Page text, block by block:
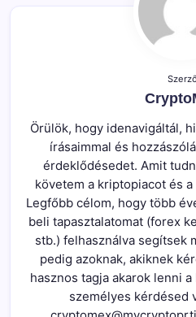
Szerző
Örülök, hogy idenavigáltál,
írásaimmal és
érdeklődésedet. Amit
követem a kriptopiacot és
Legfőbb célom, hogy több
beli tapasztalatomat (forex
stb.) felhasználva segítsek
pedig azoknak, akiknek
hasznos tagja akarok lenni
személyes kérdésed